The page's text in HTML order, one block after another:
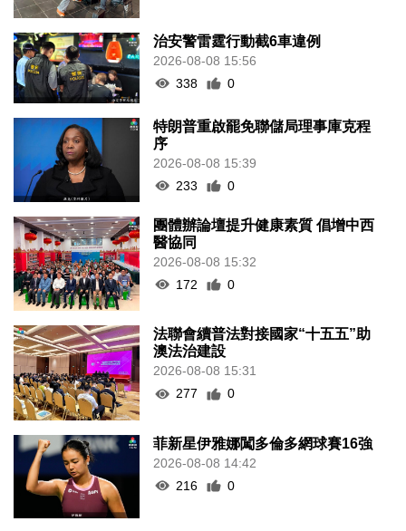
治安警雷霆行動截6車違例
2026-08-08 15:56
338
0
特朗普重啟罷免聯儲局理事庫克程
序
2026-08-08 15:39
233
0
團體辦論壇提升健康素質 倡增中西
醫協同
2026-08-08 15:32
172
0
法聯會續普法對接國家“十五五”助
澳法治建設
2026-08-08 15:31
277
0
菲新星伊雅娜闖多倫多網球賽16強
2026-08-08 14:42
216
0